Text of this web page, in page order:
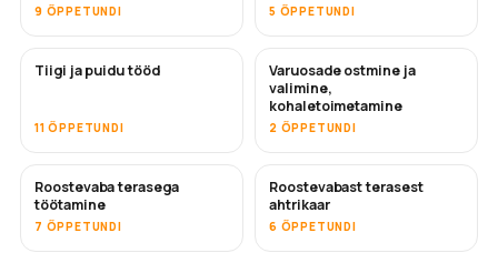
9 ÕPPETUNDI 5 ÕPPETUNDI
Tiigi ja puidu tööd
11 ÕPPETUNDI
TULEMAS
Varuosade ostmine ja
valimine,
kohaletoimetamine
2 ÕPPETUNDI
TULEMAS
Roostevaba terasega
töötamine
7 ÕPPETUNDI
Roostevabast terasest
ahtrikaar
6 ÕPPETUNDI